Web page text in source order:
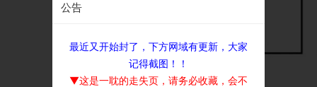
公告
最近又开始封了，下方网域有更新，大家
记得截图！！
▼这是一耽的走失页，请务必收藏，会不